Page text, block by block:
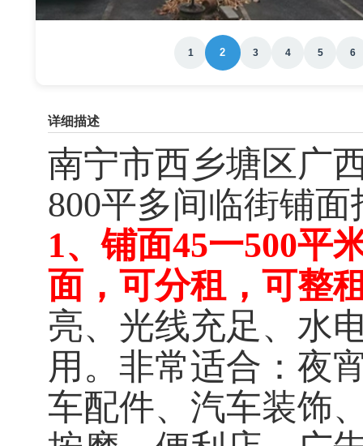
1 2 3 4 5 6
详细描述
南宁市西乡塘区 广
800平多间临街铺
1、铺面45一500平
面，可分租，可整
亮、光线充足、水
用。 非常适合：夜
车配件、汽车装饰